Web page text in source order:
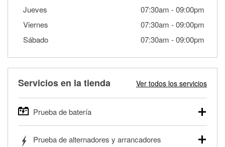
Jueves
07:30am -09:00pm
Viernes
07:30am -09:00pm
Sábado
07:30am -09:00pm
Servicios en la tienda Ver todos los servicios
Prueba de batería
autos, camionetas, SUVs, vehículos comerciales y
Prueba de alternadores y arrancadores